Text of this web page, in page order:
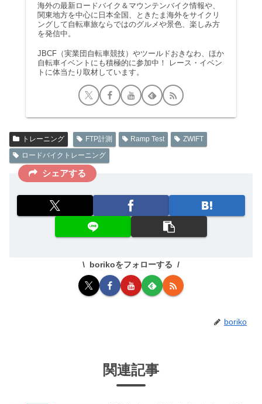
海外の最新ロードバイク＆マウンテンバイク情報や、
関東地方を中心に日本全国、ときたま海外をサイクリ
ングして自転車旅ならではのグルメや景色、楽しみ方
を発信中。
JBCF（実業団自転車競技）やツールドおきなわ、ほか
自転車イベントにも積極的に参加中！ レース・イベン
トに体当たり取材しています。
トレーニング FTP計測 Ramp Test
ZWIFT
ロードバイクトレーニング
シェアする
borikoをフォローする
boriko
関連記事